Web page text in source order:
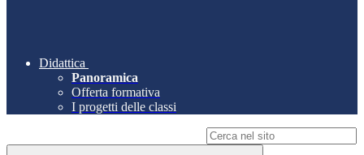
Didattica
Panoramica
Offerta formativa
I progetti delle classi